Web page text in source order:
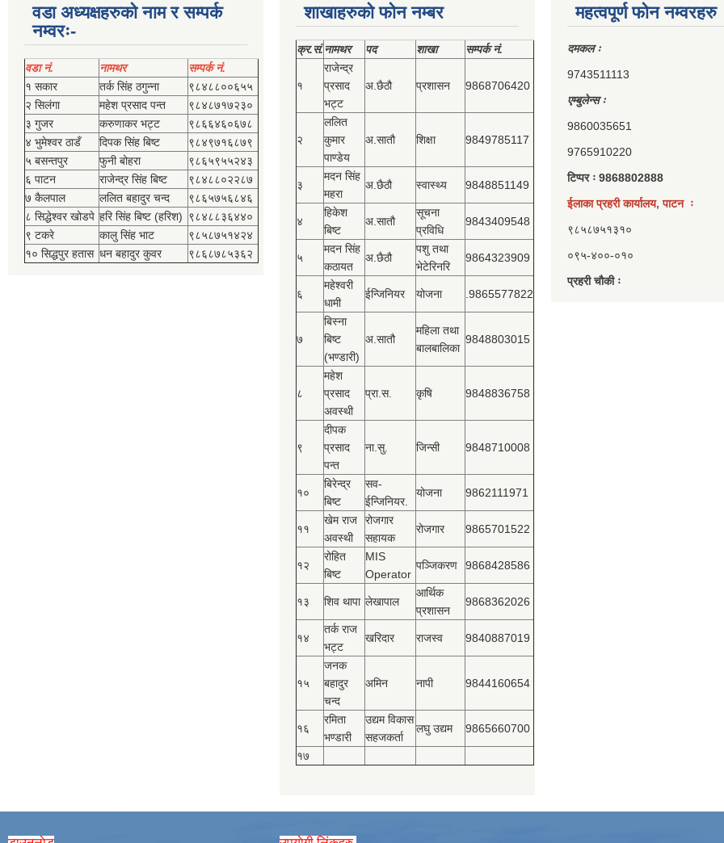
वडा अध्यक्षहरुको नाम र सम्पर्क
नम्वरः-
वडा नं. नामथर
सम्पर्क नं.
१ सकार
तर्क सिंह ठगुन्‍ना
९८४८८००६५५
२ सिलंगा
महेश प्रसाद पन्त
९८४८७१७२३०
३ गुजर
करुणाकर भट्ट
९८६६४६०६७८
४ भुमेश्‍वर ठाडँ
दिपक सिंह बिष्‍ट
९८४९७१६८७९
५ बसन्तपुर
फुनी बोहरा
९८६५९५५२४३
६ पाटन
राजेन्द्र सिंह बिष्‍ट
९८४८८०२२८७
७ कैलपाल
ललित बहादुर चन्द
९८६५७५६८४६
८ सिद्धेश्‍वर खोडपे हरि सिंह बिष्‍ट (हरिश) ९८४८८३६४४०
९ टकरे
कालु सिंह भाट
९८५८७५१४२४
१० सिद्धपुर हतास धन बहादुर कुवर ९८६८७८५३६२
शाखाहरुको फोन नम्बर
क्र.सं.नामथर पद शाखा सम्‍पर्क नं.
१
राजेन्द्र
प्रसाद
भट्ट
अ.छैठौ प्रशासन 9868706420
२
ललित
कुमार
पाण्डेय
अ.सातौ शिक्षा 9849785117
३
मदन सिंह
महरा
अ.छैठौ स्वास्थ्य 9848851149
४
हिकेश
बिष्‍ट
अ.सातौ
सूचना
प्रविधि
9843409548
५
मदन सिंह
कठायत
अ.छैठौ
पशु तथा
भेटेरिनरि
9864323909
६
महेश्‍वरी
धामी
ईन्जिनियर योजना .9865577822
७
बिस्‍ना
बिष्‍ट
(भण्डारी)
अ.सातौ
महिला तथा
बालबालिका
9848803015
८
महेश
प्रसाद
अवस्थी
प्रा.स. कृषि 9848836758
९
दीपक
प्रसाद
पन्त
ना.सु. जिन्सी 9848710008
१०
बिरेन्द्र
बिष्‍ट
सव-
ईन्जिनियर.
योजना 9862111971
११
खेम राज
अवस्थी
रोजगार
सहायक
रोजगार 9865701522
१२
रोहित
बिष्‍ट
MIS
Operator
पञ्‍जिकरण 9868428586
१३ शिव थापा लेखापाल
आर्थिक
प्रशासन
9868362026
१४
तर्क राज
भट्ट
खरिदार राजस्‍व 9840887019
१५
जनक
बहादुर
चन्द
अमिन नापी 9844160654
१६
रमिता
भण्डारी
उद्यम विकास
सहजकर्ता
लघु उद्यम 9865660700
१७
महत्वपूर्ण फोन नम्वरहरु
दमकल ः
9743511113
एम्बुलेन्स ः
9860035651
9765910220
टिप्पर ः 9868802888
ईलाका प्रहरी कार्यालय, पाटन ः
९८५८७५१३१०
०९५-४००-०१०
प्रहरी चौकी ः